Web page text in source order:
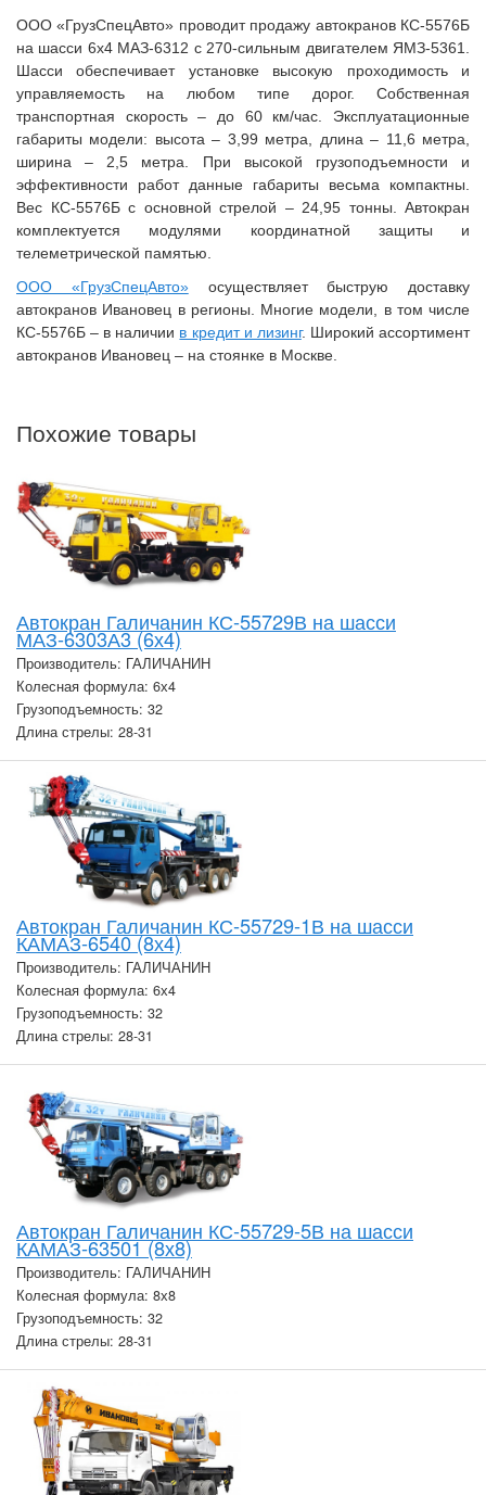
ООО «ГрузСпецАвто» проводит продажу автокранов КС-5576Б
на шасси 6x4 МАЗ-6312 с 270-сильным двигателем ЯМЗ-5361.
Шасси обеспечивает установке высокую проходимость и
управляемость на любом типе дорог. Собственная
транспортная скорость – до 60 км/час. Эксплуатационные
габариты модели: высота – 3,99 метра, длина – 11,6 метра,
ширина – 2,5 метра. При высокой грузоподъемности и
эффективности работ данные габариты весьма компактны.
Вес КС-5576Б с основной стрелой – 24,95 тонны. Автокран
комплектуется модулями координатной защиты и
телеметрической памятью.
ООО «ГрузСпецАвто»осуществляет быструю доставку
автокранов Ивановец в регионы. Многие модели, в том числе
КС-5576Б – в наличии в кредит и лизинг. Широкий ассортимент
автокранов Ивановец – на стоянке в Москве.
Похожие товары
Автокран Галичанин КС-55729В на шасси
МАЗ-6303А3 (6х4)
Производитель: ГАЛИЧАНИН
Колесная формула: 6х4
Грузоподъемность: 32
Длина стрелы: 28-31
Автокран Галичанин КС-55729-1В на шасси
КАМАЗ-6540 (8х4)
Производитель: ГАЛИЧАНИН
Колесная формула: 6х4
Грузоподъемность: 32
Длина стрелы: 28-31
Автокран Галичанин КС-55729-5В на шасси
КАМАЗ-63501 (8х8)
Производитель: ГАЛИЧАНИН
Колесная формула: 8х8
Грузоподъемность: 32
Длина стрелы: 28-31